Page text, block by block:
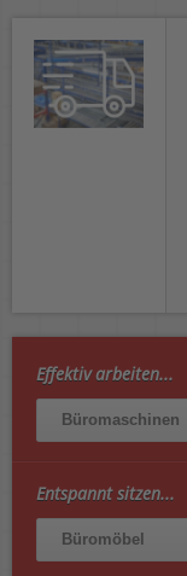
Effektiv arbeiten...
Büromaschinen
Entspannt sitzen...
Büromöbel